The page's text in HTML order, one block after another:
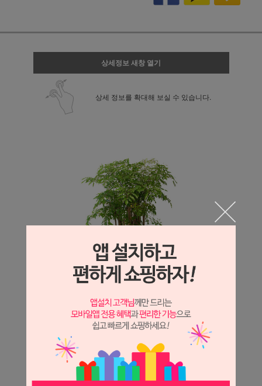
상세정보 새창 열기
상세 정보를 확대해 보실 수 있습니다.